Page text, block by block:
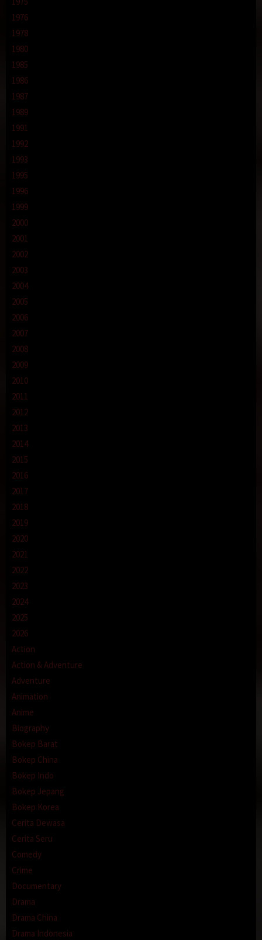
1976
1978
1980
1985
1986
1987
1989
1991
1992
1993
1995
1996
1999
2000
2001
2002
2003
2004
2005
2006
2007
2008
2009
2010
2011
2012
2013
2014
2015
2016
2017
2018
2019
2020
2021
2022
2023
2024
2025
2026
Action
Action & Adventure
Adventure
Animation
Anime
Biography
Bokep Barat
Bokep China
Bokep Indo
Bokep Jepang
Bokep Korea
Cerita Dewasa
Cerita Seru
Comedy
Crime
Documentary
Drama
Drama China
Drama Indonesia